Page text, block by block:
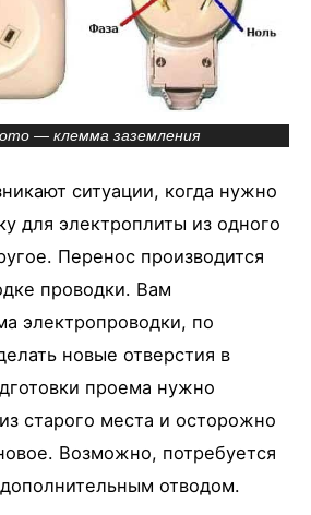
— клемма заземления
ситуации, когда нужно
для электроплиты из одного
Перенос производится
проводки. Вам
электропроводки, по
новые отверстия в
проема нужно
старого места и осторожно
Возможно, потребуется
дополнительным отводом.